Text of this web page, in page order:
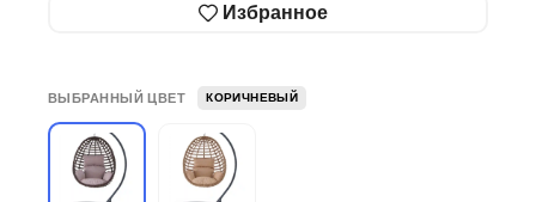
Избранное
ВЫБРАННЫЙ ЦВЕТ КОРИЧНЕВЫЙ